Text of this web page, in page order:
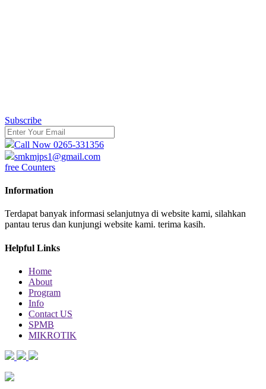
Subscribe
Call Now 0265-331356
smkmjps1@gmail.com
free Counters
Information
Terdapat banyak informasi selanjutnya di website kami, silahkan
pantau terus dan kunjungi website kami. terima kasih.
Helpful Links
Home
About
Program
Info
Contact US
SPMB
MIKROTIK